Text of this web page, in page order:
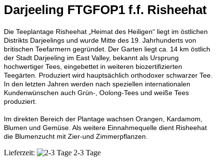
Darjeeling FTGFOP1 f.f. Risheehat
Die Teeplantage Risheehat „Heimat des Heiligen“ liegt im östlichen
Distrikts Darjeelings und wurde Mitte des 19. Jahrhunderts von
britischen Teefarmern gegründet. Der Garten liegt ca. 14 km östlich
der Stadt Darjeeling im East Valley, bekannt als Ursprung
hochwertiger Tees, eingebettet in weiteren biozertifizierten
Teegärten. Produziert wird hauptsächlich orthodoxer schwarzer Tee.
In den letzten Jahren werden nach speziellen internationalen
Kundenwünschen auch Grün-, Oolong-Tees und weiße Tees
produziert.
Im direkten Bereich der Plantage wachsen Orangen, Kardamom,
Blumen und Gemüse. Als weitere Einnahmequelle dient Risheehat
die Blumenzucht mit Zier-und Zimmerpflanzen.
Lieferzeit: 2-3 Tage